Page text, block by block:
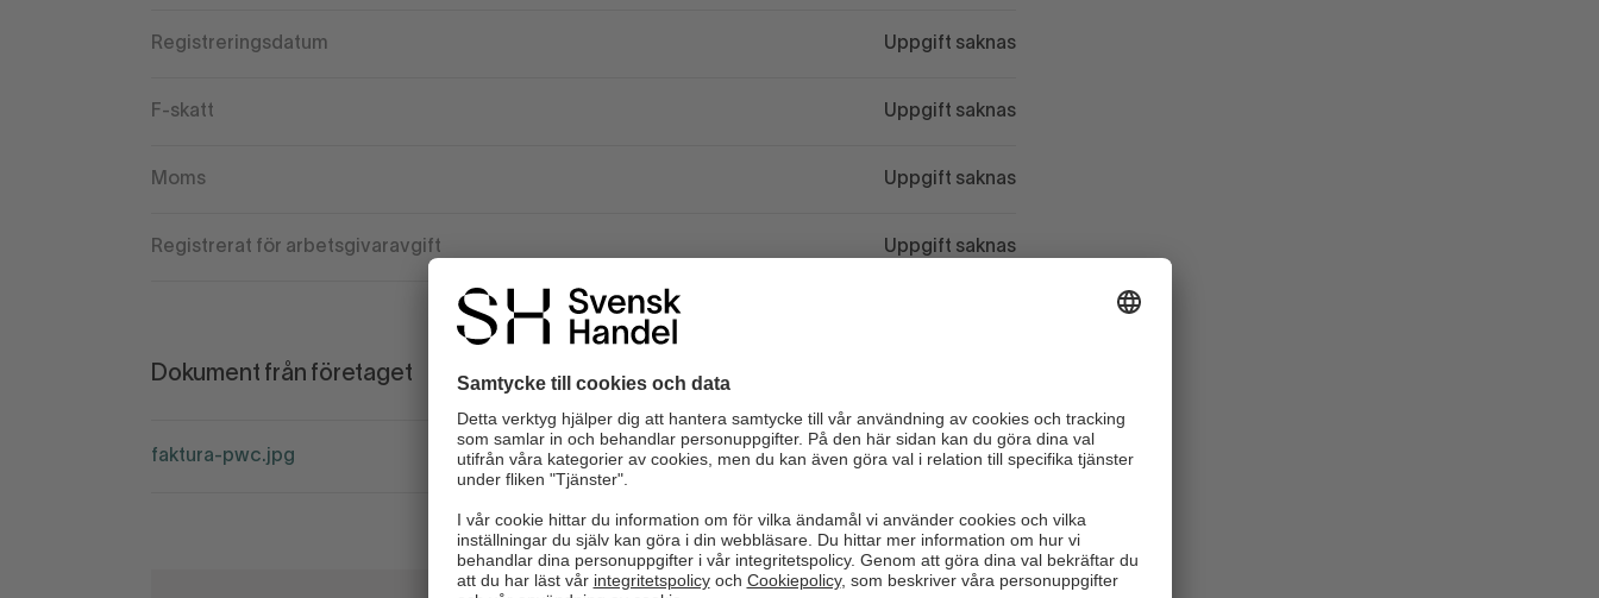
Registreringsdatum Uppgift saknas
F-skatt Uppgift saknas
Moms Uppgift saknas
Registrerat för arbetsgivaravgift Uppgift saknas
Dokument från företaget
faktura-pwc.jpg